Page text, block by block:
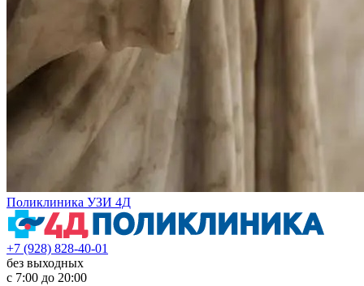
Поликлиника УЗИ 4Д
+7 (928) 828-40-01
без выходных
с 7:00 до 20:00